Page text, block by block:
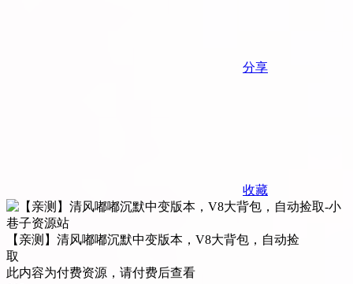
分享
收藏
【亲测】清风嘟嘟沉默中变版本，V8大背包，自动捡
取
此内容为付费资源，请付费后查看